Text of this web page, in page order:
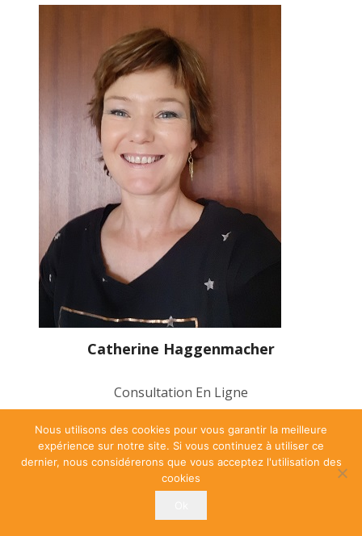
Catherine Haggenmacher
Consultation En Ligne
PRENDRE UN RDV
Nous utilisons des cookies pour vous garantir la meilleure
expérience sur notre site. Si vous continuez à utiliser ce
dernier, nous considérerons que vous acceptez l'utilisation des
cookies